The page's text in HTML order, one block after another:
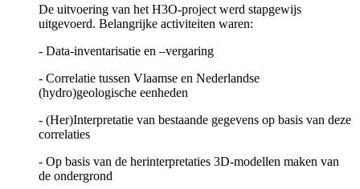
De uitvoering van het H3O-project werd stapgewijs
uitgevoerd. Belangrijke activiteiten waren:
- Data-inventarisatie en –vergaring
- Correlatie tussen Vlaamse en Nederlandse
(hydro)geologische eenheden
- (Her)Interpretatie van bestaande gegevens op basis van deze
correlaties
- Op basis van de herinterpretaties 3D-modellen maken van
de ondergrond